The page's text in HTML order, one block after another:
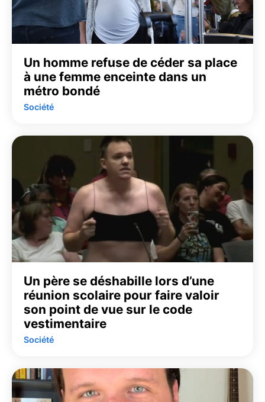
Un homme refuse de céder sa place
à une femme enceinte dans un
métro bondé
Société
Un père se déshabille lors d’une
réunion scolaire pour faire valoir
son point de vue sur le code
vestimentaire
Société